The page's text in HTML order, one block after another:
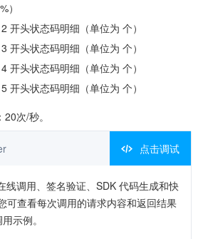
）
开头状态码明细（单位为 个）
开头状态码明细（单位为 个）
开头状态码明细（单位为 个）
开头状态码明细（单位为 个）
次/秒。
点击调试
线调用、签名验证、SDK 代码生成和快
可查看每次调用的请求内容和返回结果
示例。